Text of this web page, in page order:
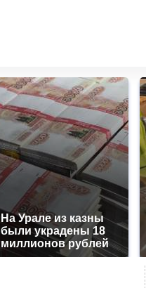
На Урале из казны
были украдены 18
миллионов рублей